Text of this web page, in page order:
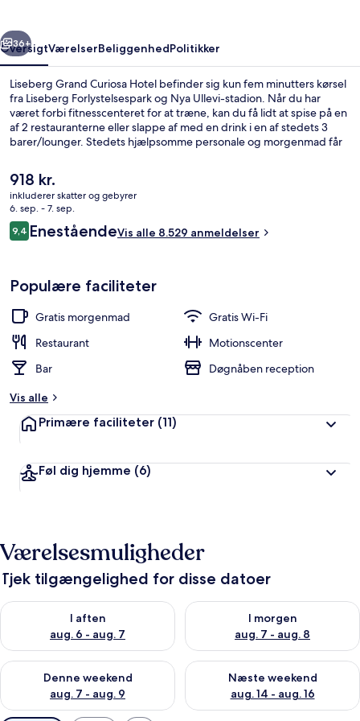
Næste
36+
OversigtVærelserBeliggenhedPolitikker
Liseberg Grand Curiosa Hotel befinder sig kun fem minutters kørsel
fra Liseberg Forlystelsespark og Nya Ullevi-stadion. Når du har
været forbi fitnesscenteret for at træne, kan du få lidt at spise på en
af 2 restauranterne eller slappe af med en drink i en af stedets 3
barer/lounger. Stedets hjælpsomme personale og morgenmad får
kun en kort gåtur fra offentlig transport: Göteborg Getebergsäng
Sporvognsstation er få skridt derfra og Almedal Sporvognsstation
ligger 9 minutter væk.
Den
nuværende
pris
er
918 kr.
918 kr.
inkluderer skatter og gebyrer
6. sep. - 7. sep.
Anmeldelser
9,49,4 ud af 10.
EneståendeVis alle 8.529 anmeldelser
Populære faciliteter
Gratis morgenmad
Gratis Wi-Fi
Restaurant
Motionscenter
Bar
Døgnåben reception
Vis alle
Primære faciliteter (11)
Føl dig hjemme (6)
Værelsesmuligheder
Tjek tilgængelighed for disse datoer
I aften
aug. 6 - aug. 7
Tjek tilgængelighed for i aften aug. 6 - aug. 7
I morgen
aug. 7 - aug. 8
Tjek tilgængelighed for i
Denne weekend
aug. 7 - aug. 9
Tjek tilgængelighed for denne weekend aug. 7 - aug. 9
Næste weekend
aug. 14 - aug. 16
Tjek tilgængelighed for næste